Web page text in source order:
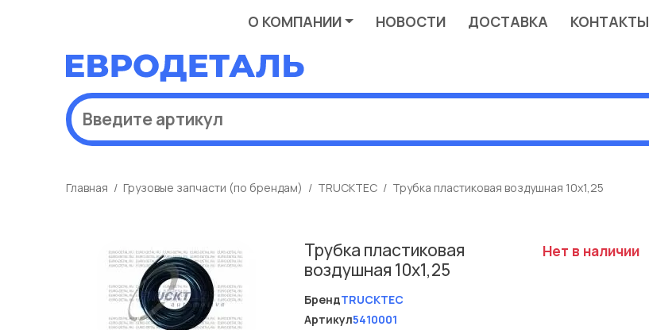
О КОМПАНИИ НОВОСТИ ДОСТАВКА КОНТАКТЫ
Главная Грузовые запчасти (по брендам) TRUCKTEC Трубка пластиковая воздушная 10x1,25
Трубка пластиковая
воздушная 10x1,25
БрендTRUCKTEC
Артикул5410001
Нет в наличии